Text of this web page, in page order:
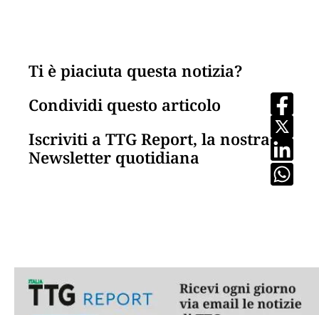
Ti è piaciuta questa notizia?
Condividi questo articolo
Iscriviti a TTG Report, la nostra
Newsletter quotidiana